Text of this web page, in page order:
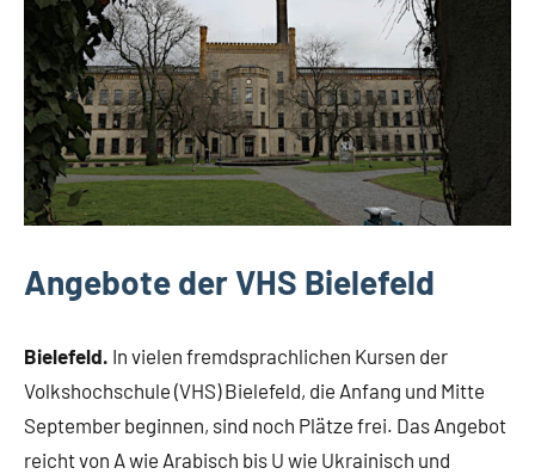
Angebote der VHS Bielefeld
Bielefeld. In vielen fremdsprachlichen Kursen der
Volkshochschule (VHS) Bielefeld, die Anfang und Mitte
September beginnen, sind noch Plätze frei. Das Angebot
reicht von A wie Arabisch bis U wie Ukrainisch und